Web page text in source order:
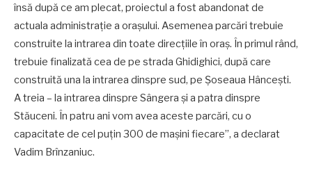
însă după ce am plecat, proiectul a fost abandonat de
actuala administrație a orașului. Asemenea parcări trebuie
construite la intrarea din toate direcțiile în oraș. În primul rând,
trebuie finalizată cea de pe strada Ghidighici, după care
construită una la intrarea dinspre sud, pe Șoseaua Hâncești.
A treia – la intrarea dinspre Sângera și a patra dinspre
Stăuceni. În patru ani vom avea aceste parcări, cu o
capacitate de cel puțin 300 de mașini fiecare”, a declarat
Vadim Brînzaniuc.